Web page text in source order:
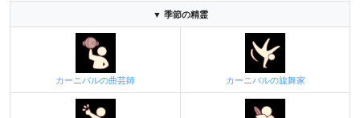
▼ 季節の精霊
カーニバルの曲芸師 カーニバルの旋舞家